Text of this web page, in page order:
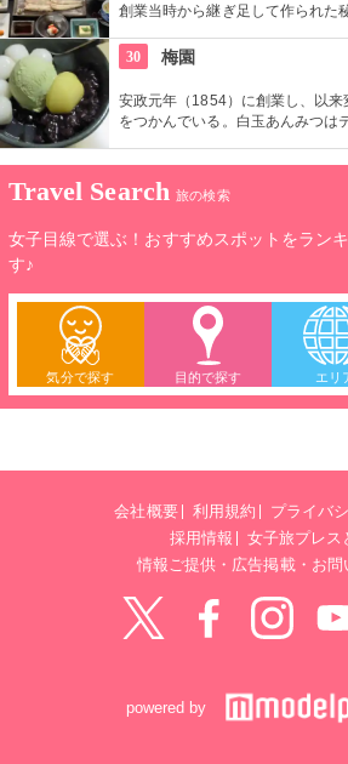
創業当時から継ぎ足して作られた
30
梅園
安政元年（1854）に創業し、以
をつかんでいる。白玉あんみつは
Travel Search 旅の検索
女子目線で選ぶ！おすすめスポットをラン
す♪
気分で探す 目的で探す エリ
会社概要 利用規約
プライバ
採用情報
女子旅プレス
情報ご提供・広告掲載・お問
powered by